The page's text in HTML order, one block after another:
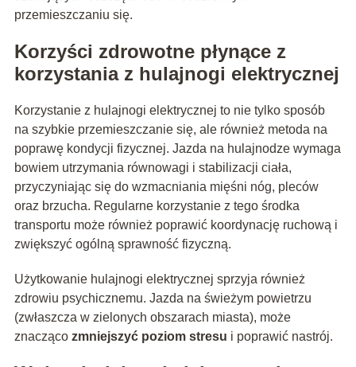
przemieszczaniu się.
Korzyści zdrowotne płynące z
korzystania z hulajnogi elektrycznej
Korzystanie z hulajnogi elektrycznej to nie tylko sposób
na szybkie przemieszczanie się, ale również metoda na
poprawę kondycji fizycznej. Jazda na hulajnodze wymaga
bowiem utrzymania równowagi i stabilizacji ciała,
przyczyniając się do wzmacniania mięśni nóg, pleców
oraz brzucha. Regularne korzystanie z tego środka
transportu może również poprawić koordynację ruchową i
zwiększyć ogólną sprawność fizyczną.
Użytkowanie hulajnogi elektrycznej sprzyja również
zdrowiu psychicznemu. Jazda na świeżym powietrzu
(zwłaszcza w zielonych obszarach miasta), może
znacząco zmniejszyć poziom stresu i poprawić nastrój.